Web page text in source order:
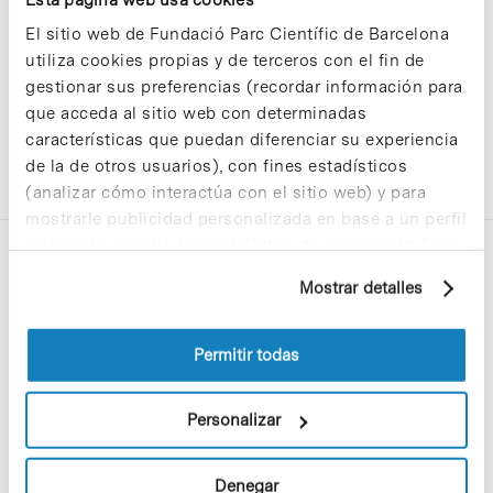
El sitio web de Fundació Parc Científic de Barcelona
utiliza cookies propias y de terceros con el fin de
gestionar sus preferencias (recordar información para
que acceda al sitio web con determinadas
características que puedan diferenciar su experiencia
de la de otros usuarios), con fines estadísticos
(analizar cómo interactúa con el sitio web) y para
mostrarle publicidad personalizada en base a un perfil
elaborado a partir de sus hábitos de navegación (por
información sobre las cookies puede consultar
la Política de cookies del sitio web.
Mostrar detalles
Permitir todas
Personalizar
Denegar
C/Baldiri Reixac, 4-12 i 15